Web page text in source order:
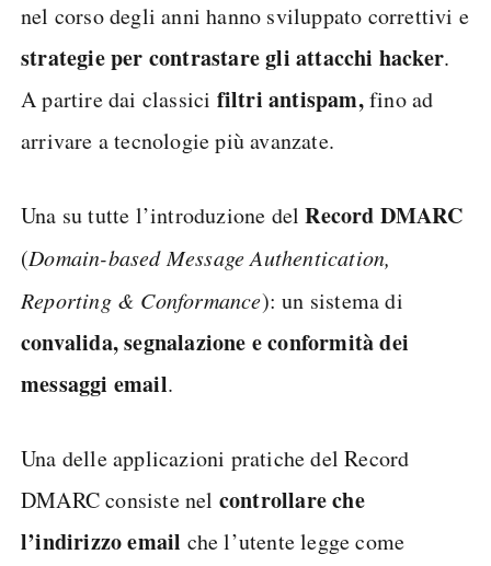
nel corso degli anni hanno sviluppato correttivi e
strategie per contrastare gli attacchi hacker.
A partire dai classici filtri antispam,fino ad
arrivare a tecnologie più avanzate.
Una su tutte l’introduzione delRecord DMARC
(Domain-based Message Authentication,
Reporting & Conformance): un sistema di
convalida, segnalazione e conformità dei
messaggi email.
Una delle applicazioni pratiche del Record
DMARC consiste nel controllare che
l’indirizzo email che l’utente legge come